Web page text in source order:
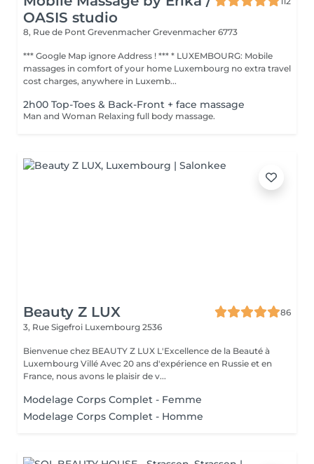
OASIS studio
8, Rue de Pont Grevenmacher Grevenmacher 6773
*** Google Map ignore Address ! *** * LUXEMBOURG: Mobile
massages in comfort of your home Luxembourg no extra travel
cost charges, anywhere in Luxemb...
2h00 Top-Toes & Back-Front + face massage
Man and Woman Relaxing full body massage.
Beauty Z LUX
86
3, Rue Sigefroi Luxembourg 2536
Bienvenue chez BEAUTY Z LUX L'Excellence de la Beauté à
Luxembourg Villé Avec 20 ans d'expérience en Russie et en
France, nous avons le plaisir de v...
Modelage Corps Complet - Femme
Modelage Corps Complet - Homme